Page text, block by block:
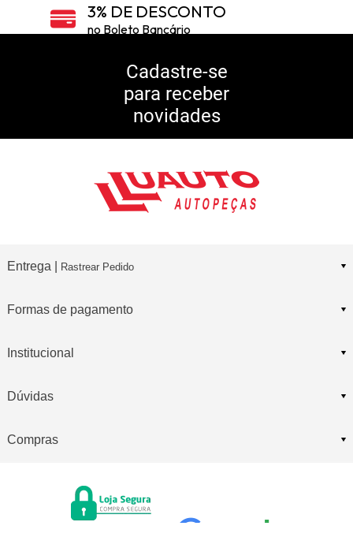
3% DE DESCONTO
no Boleto Bancário
5% DE DESCONTO
10% DE CASHBACK
Consulte Regulamento
Cadastre-se
para receber
novidades
Entrega | Rastrear Pedido
Formas de pagamento
Institucional
Dúvidas
Compras